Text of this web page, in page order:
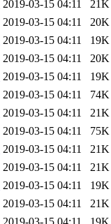
2019-03-15 04:11
21K
2019-03-15 04:11
20K
2019-03-15 04:11
19K
2019-03-15 04:11
20K
2019-03-15 04:11
19K
2019-03-15 04:11
74K
2019-03-15 04:11
21K
2019-03-15 04:11
75K
2019-03-15 04:11
21K
2019-03-15 04:11
21K
2019-03-15 04:11
19K
2019-03-15 04:11
21K